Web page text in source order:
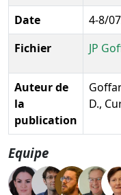
Date
4-8/
Fichier
JP
Auteur de
la
publication
D.,
Equipe